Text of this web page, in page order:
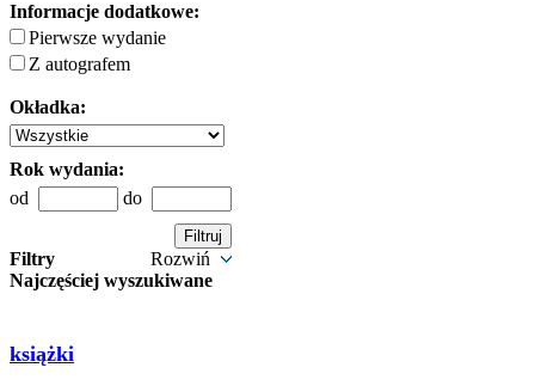
Informacje dodatkowe:
Pierwsze wydanie
Z autografem
Okładka:
Rok wydania:
od
do
Filtry
Rozwiń
Najczęściej wyszukiwane
książki